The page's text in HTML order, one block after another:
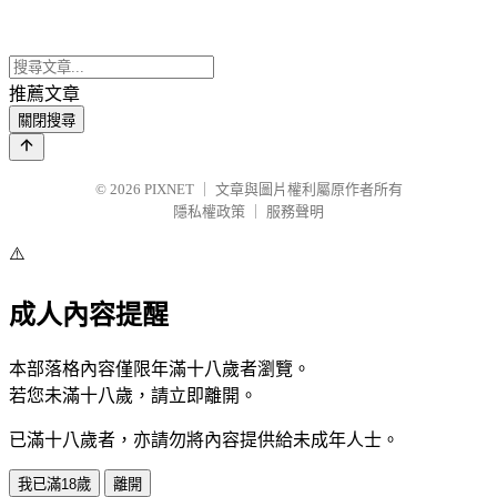
推薦文章
關閉搜尋
© 2026 PIXNET
文章與圖片權利屬原作者所有
隱私權政策
服務聲明
⚠️
成人內容提醒
本部落格內容僅限年滿十八歲者瀏覽。
若您未滿十八歲，請立即離開。
已滿十八歲者，亦請勿將內容提供給未成年人士。
我已滿18歲 離開